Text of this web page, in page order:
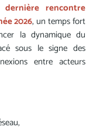
dernière rencontre
2026, un temps fort
la dynamique du
sous le signe des
entre acteurs